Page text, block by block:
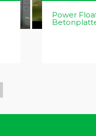
Power